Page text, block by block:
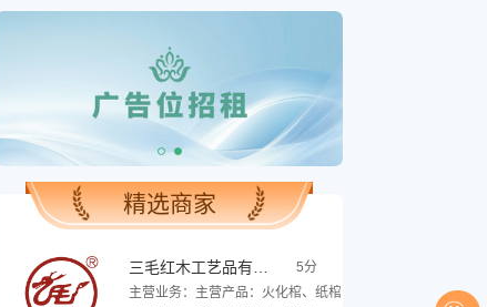
精选商家
5分
主营业务：主营产品：火化棺、纸棺、寿衣寿被、随葬品、